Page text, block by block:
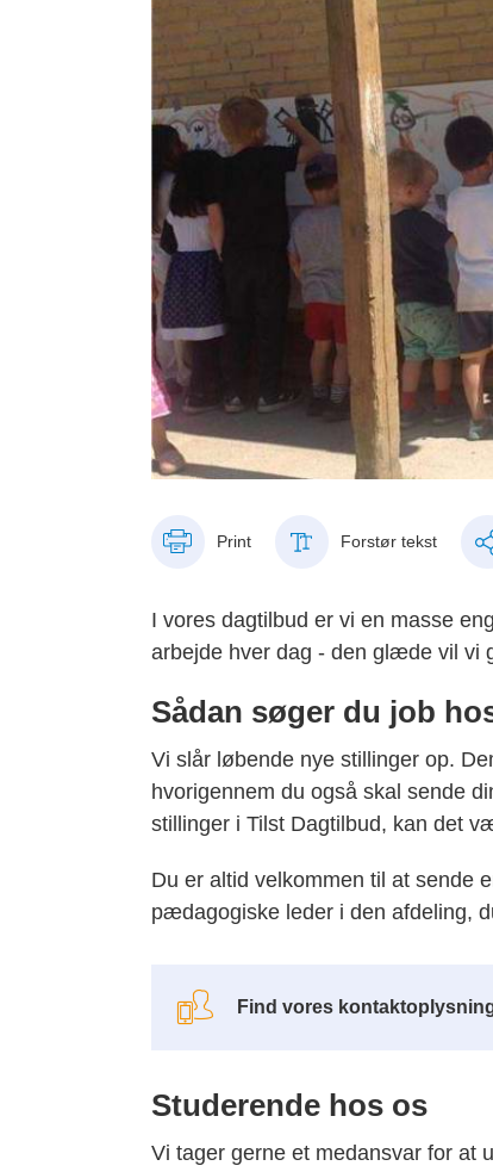
Print Forstør tekst
I vores dagtilbud er vi en masse
arbejde hver dag - den glæde vil vi
Sådan søger du job
Vi slår løbende nye stillinger op.
hvorigennem du også skal sende
stillinger i Tilst Dagtilbud, kan det
Du er altid velkommen til at sende
pædagogiske leder i den afdeling,
Find vores
Studerende hos os
Vi tager gerne et medansvar for at